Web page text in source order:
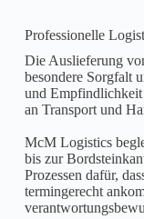
Professionelle
Die Auslieferung
besondere Sorgfalt
und Empfindlichkeit
an Transport und
McM Logistics
bis zur
Prozessen dafür,
termingerecht